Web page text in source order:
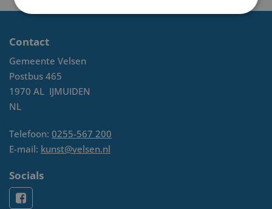
Contact
Gemeente Velsen
Postbus 465
1970 AL IJMUIDEN
NL
Telefoon: 0255-567 200
E-mail: kunst@velsen.nl
Socials